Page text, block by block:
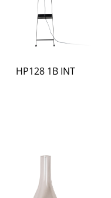
HP128 1B INT